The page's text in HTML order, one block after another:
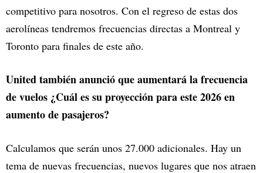
competitivo para nosotros. Con el regreso de estas dos
aerolíneas tendremos frecuencias directas a Montreal y
Toronto para finales de este año.
United también anunció que aumentará la frecuencia
de vuelos ¿Cuál es su proyección para este 2026 en
aumento de pasajeros?
Calculamos que serán unos 27.000 adicionales. Hay un
tema de nuevas frecuencias, nuevos lugares que nos atraen